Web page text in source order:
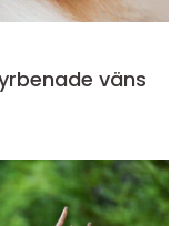
väns